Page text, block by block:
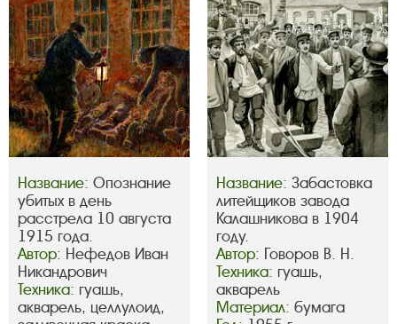
Название: Опознание
убитых в день
расстрела 10 августа
1915 года.
Автор: Нефедов Иван
Никандрович
Техника: гуашь,
акварель, целлулоид,
Название: Забастовка
литейщиков завода
Калашникова в 1904
году.
Автор: Говоров В. Н.
Техника: гуашь,
акварель
Материал: бумага